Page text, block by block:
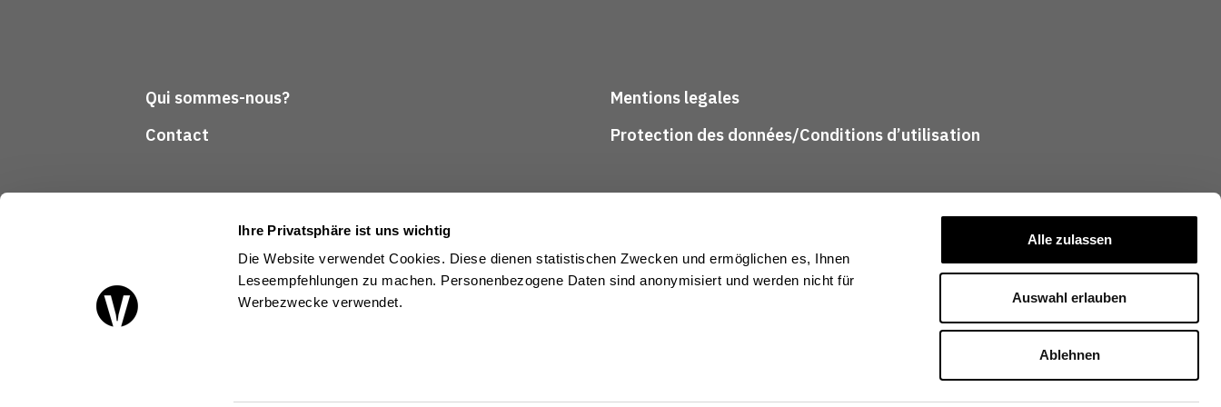
Ihre Privatsphäre ist uns wichtig
Die Website verwendet Cookies. Diese dienen statistischen Zwecken und ermöglichen es, Ihnen
Leseempfehlungen zu machen. Personenbezogene Daten sind anonymisiert und werden nicht für
Werbezwecke verwendet.
Alle zulassen
Auswahl erlauben
Ablehnen
Qui sommes-nous?
Contact
Mentions legales
Protection des données/Conditions d’utilisation